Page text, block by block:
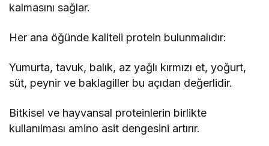
kalmasını sağlar.
Her ana öğünde kaliteli protein bulunmalıdır:
Yumurta, tavuk, balık, az yağlı kırmızı et, yoğurt,
süt, peynir ve baklagiller bu açıdan değerlidir.
Bitkisel ve hayvansal proteinlerin birlikte
kullanılması amino asit dengesini artırır.